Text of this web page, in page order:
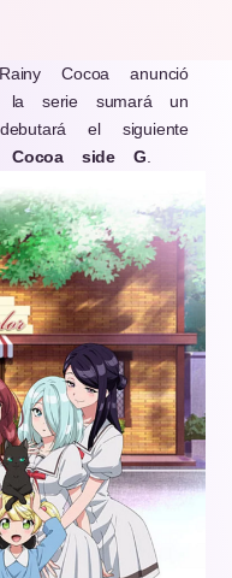
Cocoa anunció
la serie sumará un
el siguiente
Cocoa side G